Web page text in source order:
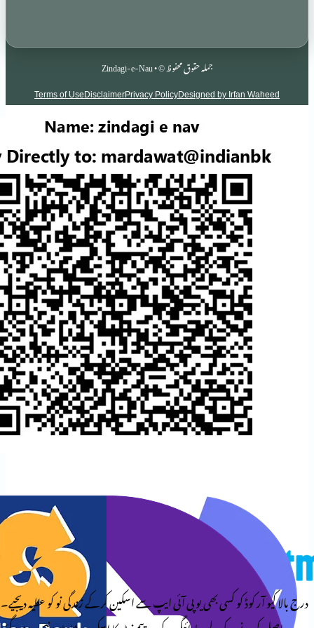
Designed by
Privacy Policy
Disclaimer
Terms of Use
کو کسی بھی یو پی آئی ایپ سے اسکین کرکے زندگی نو کو عطیہ دیجیے۔